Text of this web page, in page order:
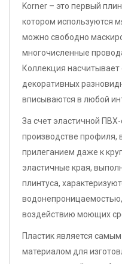
Korner – это первый
котором используются
можно свободно
многочисленные
Коллекция
декоративных
вписываются в любой
За счет эластичной
производстве профиля,
прилеганием даже к
эластичные края,
плинтуса,
воздействию моющих
Пластик является
материалом для